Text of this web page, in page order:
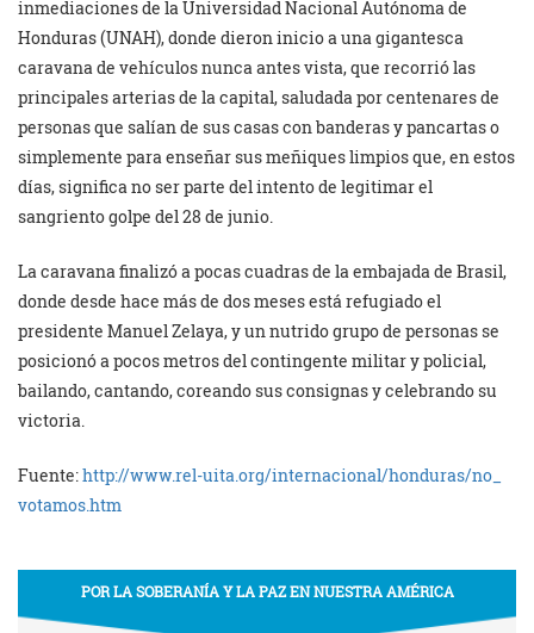
inmediaciones de la Universidad Nacional Autónoma de
Honduras (UNAH), donde dieron inicio a una gigantesca
caravana de vehículos nunca antes vista, que recorrió las
principales arterias de la capital, saludada por centenares de
personas que salían de sus casas con banderas y pancartas o
simplemente para enseñar sus meñiques limpios que, en estos
días, significa no ser parte del intento de legitimar el
sangriento golpe del 28 de junio.
La caravana finalizó a pocas cuadras de la embajada de Brasil,
donde desde hace más de dos meses está refugiado el
presidente Manuel Zelaya, y un nutrido grupo de personas se
posicionó a pocos metros del contingente militar y policial,
bailando, cantando, coreando sus consignas y celebrando su
victoria.
Fuente:http://www.rel-uita.org/internacional/honduras/no_
votamos.htm
POR LA SOBERANÍA Y LA PAZ EN NUESTRA AMÉRICA